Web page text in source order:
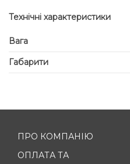
Технічні характеристики
Вага
Габарити
ПРО КОМПАНІЮ
ОПЛАТА ТА